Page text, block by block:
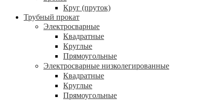
Круг (пруток)
Трубный прокат
Электросварные
Квадратные
Круглые
Прямоугольные
Электросварные низколегированные
Квадратные
Круглые
Прямоугольные